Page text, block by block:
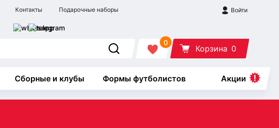
Контакты Подарочные наборы Войти
0
Корзина 0
Сборные и клубы Формы футболистов Акции